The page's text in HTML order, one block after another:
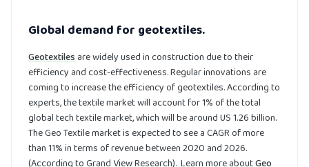
Global demand for geotextiles.
Geotextilesare widely used in construction due to their
efficiency and cost-effectiveness. Regular innovations are
coming to increase the efficiency of geotextiles. According to
experts, the textile market will account for 1% of the total
global tech textile market, which will be around US 1.26 billion.
The Geo Textile market is expected to see a CAGR of more
than 11% in terms of revenue between 2020 and 2026.